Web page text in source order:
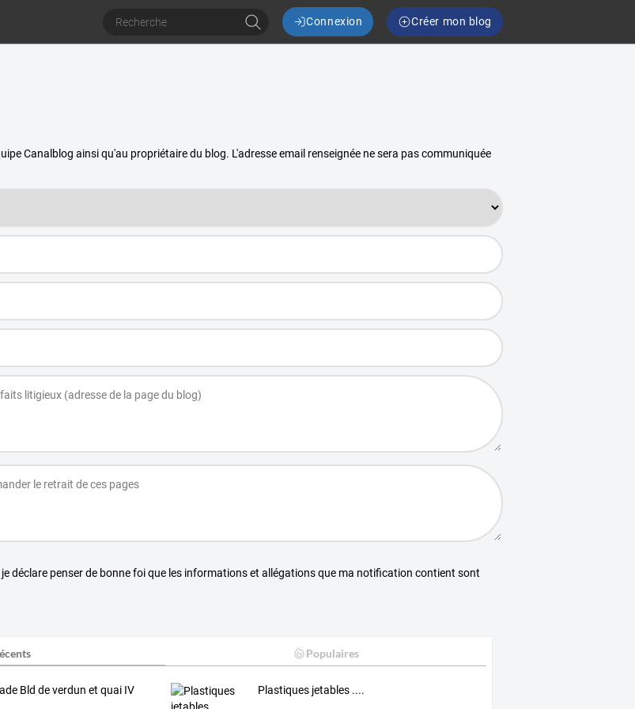
Connexion Créer mon blog
Canalblog ainsi qu'au propriétaire du blog. L'adresse email renseignée ne sera pas communiquée
déclare penser de bonne foi que les informations et allégations que ma notification contient sont
Populaires
Bld de verdun et quai IV Plastiques jetables ....